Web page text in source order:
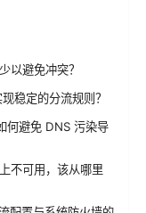
以避免冲突？
稳定的分流规则？
何避免 DNS 污染导
不可用，该从哪里